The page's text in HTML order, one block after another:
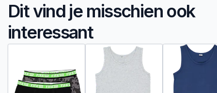
Dit vind je misschien ook
interessant